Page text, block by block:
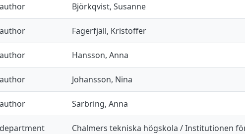
Björkqvist, Susanne
Fagerfjäll, Kristoffer
Hansson, Anna
Johansson, Nina
Sarbring, Anna
Chalmers tekniska högskola / Institutionen